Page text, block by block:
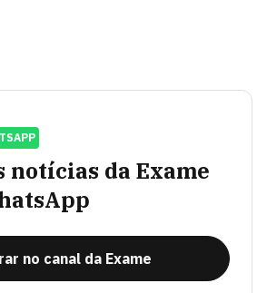
notícias da Exame
no canal da Exame